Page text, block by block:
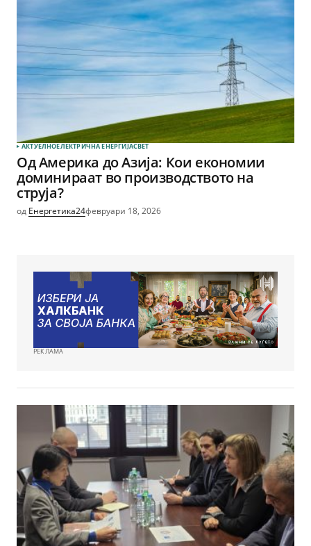
АКТУЕЛНОЕЛЕКТРИЧНА ЕНЕРГИЈАСВЕТ
Од Америка до Азија: Кои економии
доминираат во производството на
струја?
од Енергетика24февруари 18, 2026
РЕКЛАМА